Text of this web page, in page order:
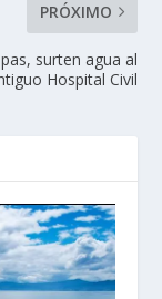
PRÓXIMO
surten agua al
Hospital Civil